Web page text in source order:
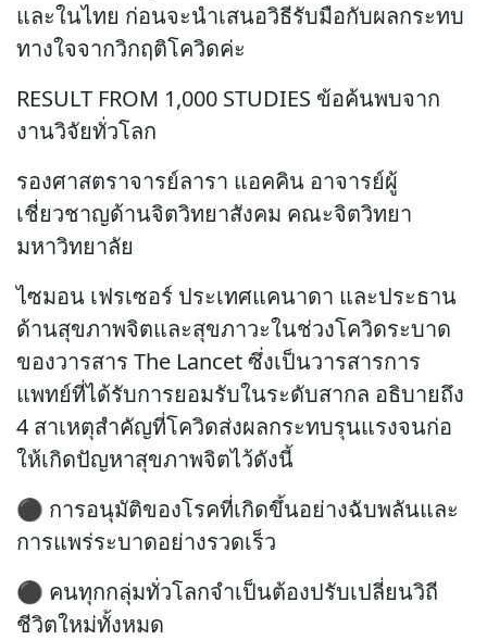
และในไทย ก่อนจะนำเสนอวิธีรับมือกับผลกระทบ
ทางใจจากวิกฤติโควิดค่ะ
RESULT FROM 1,000 STUDIES ข้อค้นพบจาก
งานวิจัยทั่วโลก
รองศาสตราจารย์ลารา แอคคิน อาจารย์ผู้
เชี่ยวชาญด้านจิตวิทยาสังคม คณะจิตวิทยา
มหาวิทยาลัย
ไซมอน เฟรเซอร์ ประเทศแคนาดา และประธาน
ด้านสุขภาพจิตและสุขภาวะในช่วงโควิดระบาด
ของวารสาร The Lancet ซึ่งเป็นวารสารการ
แพทย์ที่ได้รับการยอมรับในระดับสากล อธิบายถึง
4 สาเหตุสำคัญที่โควิดส่งผลกระทบรุนแรงจนก่อ
ให้เกิดปัญหาสุขภาพจิตไว้ดังนี้
⚫ การอนุมัติของโรคที่เกิดขึ้นอย่างฉับพลันและ
การแพร่ระบาดอย่างรวดเร็ว
⚫ คนทุกกลุ่มทั่วโลกจำเป็นต้องปรับเปลี่ยนวิถี
ชีวิตใหม่ทั้งหมด